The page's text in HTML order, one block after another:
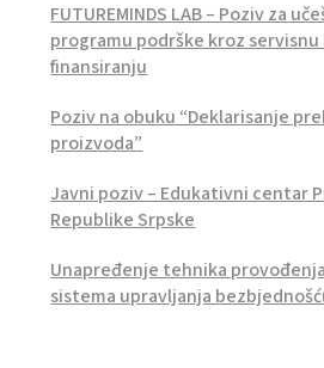
FUTUREMINDS LAB – Poziv za
programu podrške kroz
finansiranju
Poziv na obuku “Deklarisanje
proizvoda”
Javni poziv – Edukativni centar
Republike Srpske
Unapređenje tehnika
sistema upravljanja